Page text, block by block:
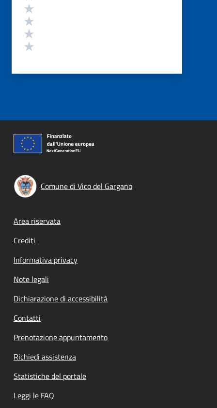
Comune di Vico del Gargano
Footer menu
Area riservata
Crediti
Informativa privacy
Note legali
Dichiarazione di accessibilità
Contatti
Prenotazione appuntamento
Richiedi assistenza
Statistiche del portale
Leggi le FAQ